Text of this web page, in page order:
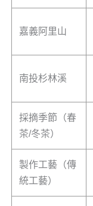
嘉義阿里山
南投杉林溪
採摘季節（春
茶/冬茶）
製作工藝（傳
統工藝）